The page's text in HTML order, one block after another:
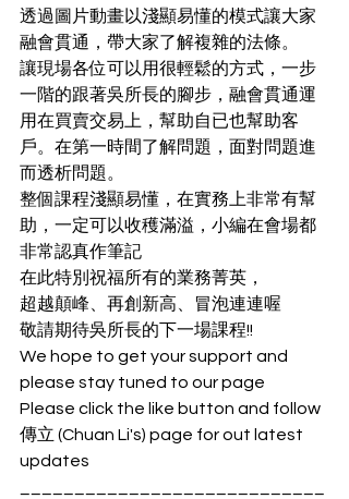
透過圖片動畫以淺顯易懂的模式讓大家
融會貫通，帶大家了解複雜的法條。
讓現場各位可以用很輕鬆的方式，一步
一階的跟著吳所長的腳步，融會貫通運
用在買賣交易上，幫助自已也幫助客
戶。在第一時間了解問題，面對問題進
而透析問題。
整個課程淺顯易懂，在實務上非常有幫
助，一定可以收穫滿溢，小編在會場都
非常認真作筆記
在此特別祝福所有的業務菁英，
超越顛峰、再創新高、冒泡連連喔
敬請期待吳所長的下一場課程!!
We hope to get your support and
please stay tuned to our page
Please click the like button and follow
傳立 (Chuan Li's) page for out latest
updates